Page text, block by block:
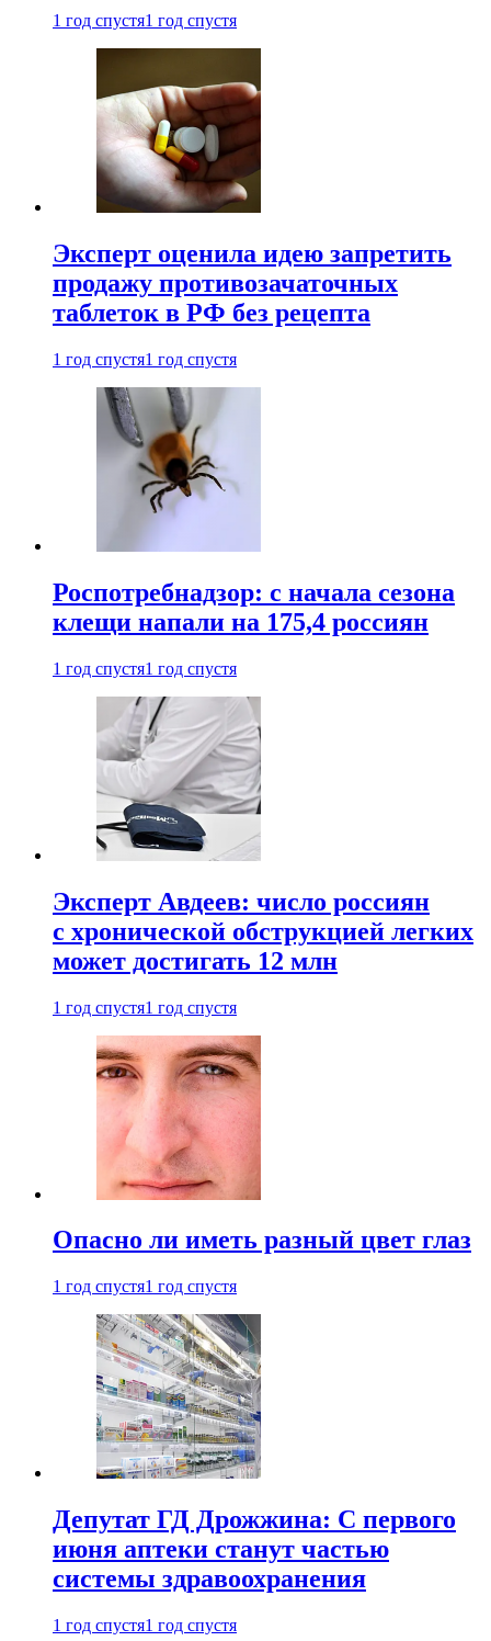
1 год спустя1 год спустя
Эксперт оценила идею запретить
продажу противозачаточных
таблеток в РФ без рецепта
1 год спустя1 год спустя
Роспотребнадзор: с начала сезона
клещи напали на 175,4 россиян
1 год спустя1 год спустя
Эксперт Авдеев: число россиян
с хронической обструкцией легких
может достигать 12 млн
1 год спустя1 год спустя
Опасно ли иметь разный цвет глаз
1 год спустя1 год спустя
Депутат ГД Дрожжина: С первого
июня аптеки станут частью
системы здравоохранения
1 год спустя1 год спустя